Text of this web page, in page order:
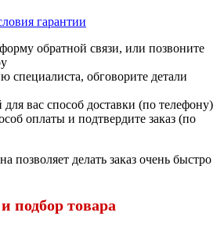
гарантии
форму обратной связи, или позвоните
специалиста, обговорите детали
вас способ доставки (по телефону)
оплаты и подтвердите заказ (по
позволяет делать заказ очень быстро
подбор товара